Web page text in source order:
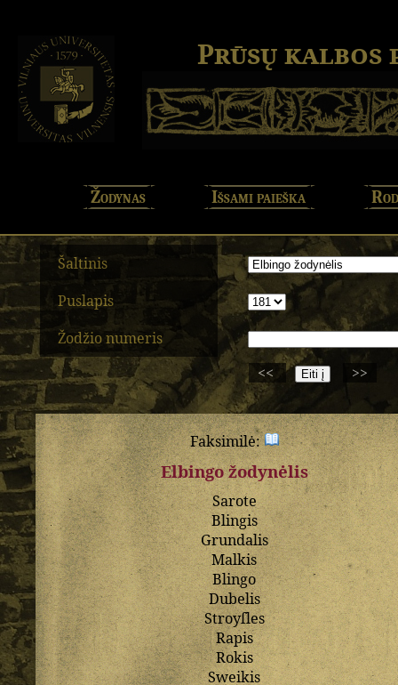
Prūsų kalbos
Žodynas Išsami paieška
Šaltinis
Puslapis
Žodžio numeris
<<
>>
Faksimilė:
Elbingo žodynėlis
Sarote
Blingis
Grundalis
Malkis
Blingo
Dubelis
Stroyſles
Rapis
Rokis
Sweikis